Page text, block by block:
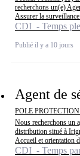
recherchons un(e)
Assurer la
CDI - Temps
Publié il y a 10 jours
Agent de
POLE
Nous recherchons un
distribution situé à
Accueil et orientation
CDI - Temps